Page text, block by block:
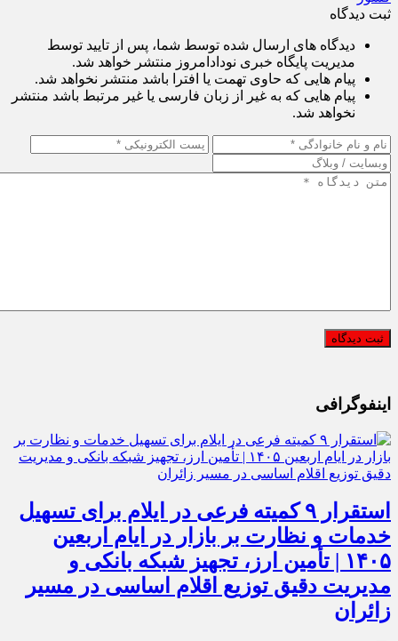
کشور
دیدگاه های ارسال شده توسط شما، پس از تایید توسط
مدیریت پایگاه خبری نودادامروز منتشر خواهد شد.
پیام هایی که حاوی تهمت یا افترا باشد منتشر نخواهد شد.
پیام هایی که به غیر از زبان فارسی یا غیر مرتبط باشد منتشر
اینفوگرافی
استقرار ۹ کمیته فرعی در ایلام برای تسهیل
خدمات و نظارت بر بازار در ایام اربعین
۱۴۰۵ | تأمین ارز، تجهیز شبکه بانکی و
مدیریت دقیق توزیع اقلام اساسی در مسیر
زائران